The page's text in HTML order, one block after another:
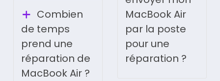
Combien
de temps
prend une
réparation de
MacBook Air ?
MacBook Air
par la poste
pour une
réparation ?